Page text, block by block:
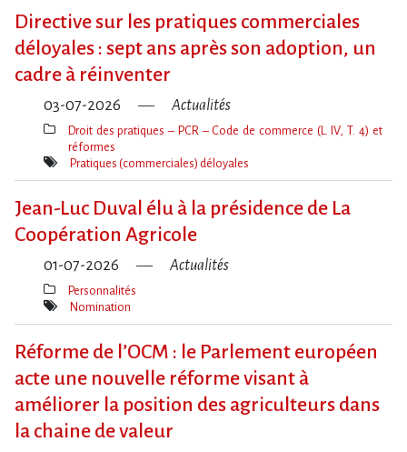
Directive sur les pratiques commerciales
déloyales : sept ans après son adoption, un
cadre à réinventer
03-07-2026 Actualités
Thèmes(s)
Droit des pratiques – PCR – Code de commerce (L. IV, T. 4) et
réformes
Mot(s)-
Pratiques (commerciales) déloyales
Jean-Luc Duval élu à la présidence de La
Coopération Agricole
01-07-2026 Actualités
Thèmes(s)
Personnalités
Mot(s)-
Nomination
Réforme de l​‌’OCM : le Parlement européen
acte une nouvelle réforme visant à
améliorer la position des agriculteurs dans
la chaine de valeur